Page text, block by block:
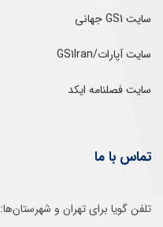
سایت GS1 جهانی
سایت آپارات/GS1Iran
سایت فصلنامه ایکد
تماس با ما
تلفن‌ گویا برای‌ تهران‌‌ و‌ شهرستان‌ها:‌ ۵۲۱۲۴ ،۰۲۱۵۲۳۸۴۰۰۰